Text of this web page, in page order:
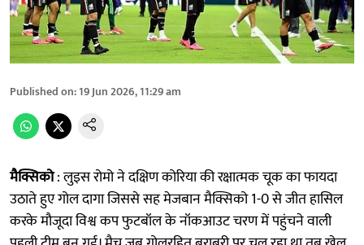
Published on:19 Jun 2026, 11:29 am
मैक्सिको: लुइस रोमो ने दक्षिण कोरिया की रक्षात्मक चूक का फायदा
उठाते हुए गोल दागा जिससे सह मेजबान मैक्सिको 1-0 से जीत हासिल
करके मौजूदा विश्व कप फुटबॉल के नॉकआउट चरण में पहुंचने वाली